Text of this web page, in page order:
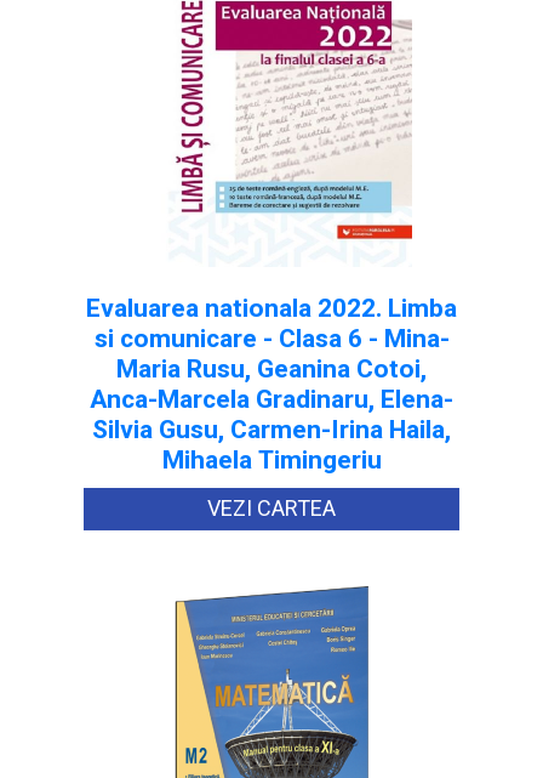
Evaluarea nationala 2022. Limba
si comunicare - Clasa 6 - Mina-
Maria Rusu, Geanina Cotoi,
Anca-Marcela Gradinaru, Elena-
Silvia Gusu, Carmen-Irina Haila,
Mihaela Timingeriu
VEZI CARTEA